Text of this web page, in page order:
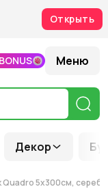
Открыть
Декор
Меню
Quadro 5х300см,